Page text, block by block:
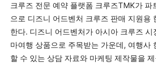
크루즈 전문 예약 플랫폼 크루즈TMK가 파
으로 디즈니 어드벤처 크루즈 판매 지원용
한다. 디즈니 어드벤처가 아시아 크루즈 시
마여행 상품으로 주목받는 가운데, 여행사
할 수 있는 상담 자료와 마케팅 제작물을